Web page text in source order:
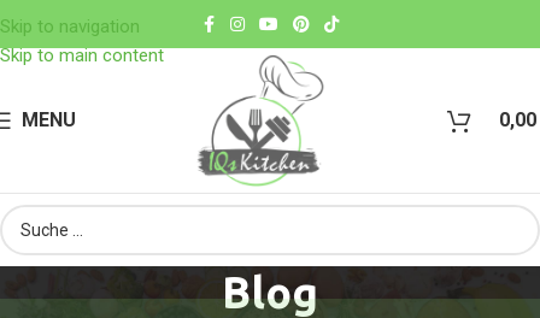
Skip to navigation
Skip to main content
MENU 0,00
Blog